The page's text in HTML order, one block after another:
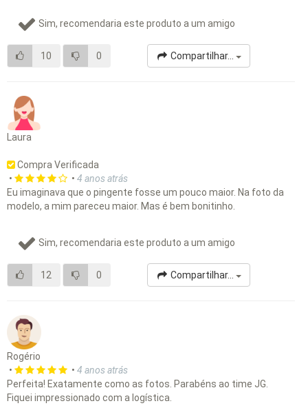
Sim, recomendaria este produto a um amigo
10 0 Compartilhar...
Laura
Compra Verificada
•
• 4 anos atrás
Eu imaginava que o pingente fosse um pouco maior. Na foto da
modelo, a mim pareceu maior. Mas é bem bonitinho.
Sim, recomendaria este produto a um amigo
12 0 Compartilhar...
Rogério
•
• 4 anos atrás
Perfeita! Exatamente como as fotos. Parabéns ao time JG.
Fiquei impressionado com a logística.